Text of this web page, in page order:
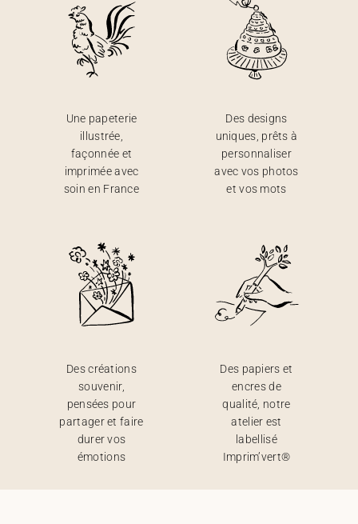
Une papeterie
illustrée,
façonnée et
imprimée avec
soin en France
Des designs
uniques, prêts à
personnaliser
avec vos photos
et vos mots
Des créations
souvenir,
pensées pour
partager et faire
durer vos
émotions
Des papiers et
encres de
qualité, notre
atelier est
labellisé
Imprim’vert®